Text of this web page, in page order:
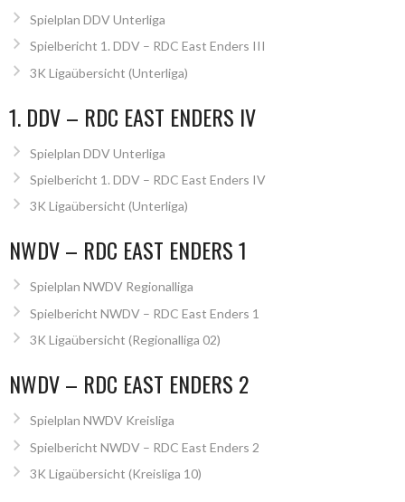
Spielplan DDV Unterliga
Spielbericht 1. DDV – RDC East Enders III
3K Ligaübersicht (Unterliga)
1. DDV – RDC EAST ENDERS IV
Spielplan DDV Unterliga
Spielbericht 1. DDV – RDC East Enders IV
3K Ligaübersicht (Unterliga)
NWDV – RDC EAST ENDERS 1
Spielplan NWDV Regionalliga
Spielbericht NWDV – RDC East Enders 1
3K Ligaübersicht (Regionalliga 02)
NWDV – RDC EAST ENDERS 2
Spielplan NWDV Kreisliga
Spielbericht NWDV – RDC East Enders 2
3K Ligaübersicht (Kreisliga 10)